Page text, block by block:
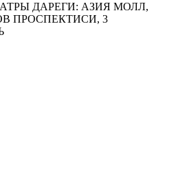
ДАРЕГИ: АЗИЯ МОЛЛ,
ПРОСПЕКТИСИ, 3